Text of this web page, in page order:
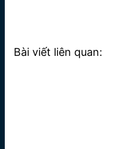
Bài viết liên quan: